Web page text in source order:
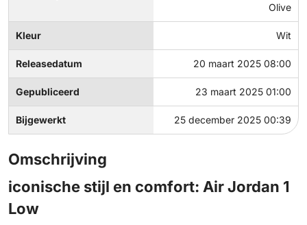
Olive
Kleur Wit
Releasedatum 20 maart 2025 08:00
Gepubliceerd 23 maart 2025 01:00
Bijgewerkt 25 december 2025 00:39
Omschrijving
iconische stijl en comfort: Air Jordan 1
Low